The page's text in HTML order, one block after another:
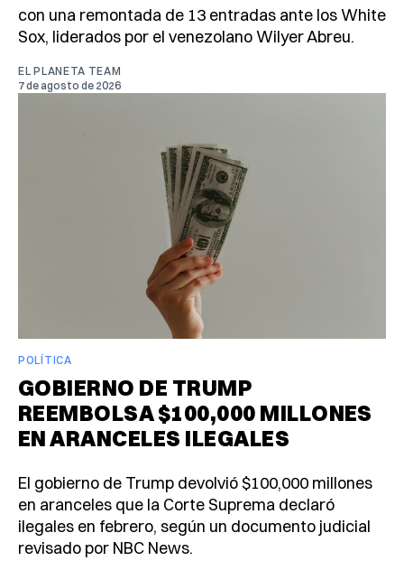
con una remontada de 13 entradas ante los White
Sox, liderados por el venezolano Wilyer Abreu.
EL PLANETA TEAM
7 de agosto de 2026
POLÍTICA
GOBIERNO DE TRUMP
REEMBOLSA $100,000 MILLONES
EN ARANCELES ILEGALES
El gobierno de Trump devolvió $100,000 millones
en aranceles que la Corte Suprema declaró
ilegales en febrero, según un documento judicial
revisado por NBC News.